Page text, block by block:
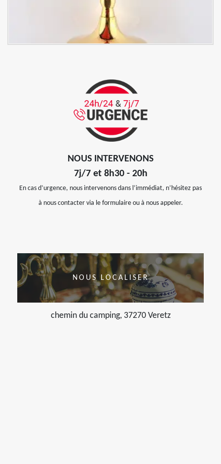
NOUS INTERVENONS
7j/7 et 8h30 - 20h
En cas d’urgence, nous intervenons dans l’immédiat, n’hésitez pas
à nous contacter via le formulaire ou à nous appeler.
NOUS LOCALISER
chemin du camping, 37270 Veretz